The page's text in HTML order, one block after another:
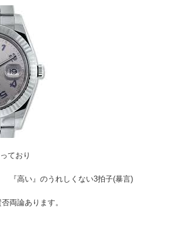
ており
『高い』のうれしくない3拍子(暴言)
両論あります。